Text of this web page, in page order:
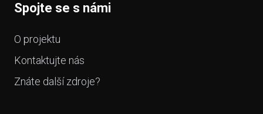
Spojte se s námi
O projektu
Kontaktujte nás
Znáte další zdroje?